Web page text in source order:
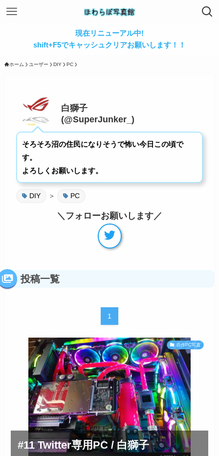
現在リニューアル中!
shift+F5でキャッシュクリアお願いします！！
ホーム ユーザー DIY PC
白獅子
(@SuperJunker_)
そろそろ沼の住民になりそうで怖い今日この頃で
す。
よろしくお願いします。
DIY ＞ PC
＼フォローお願いします／
投稿一覧
1
自作PC写真
#11 Twitter専用PC / 白獅子